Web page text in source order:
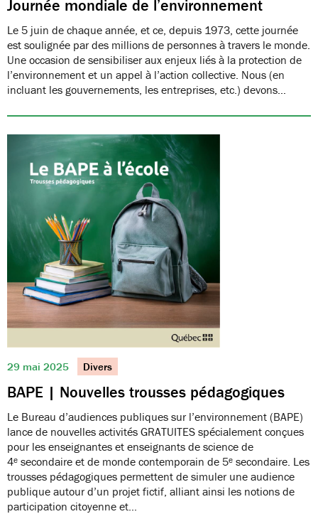
Journée mondiale de l’environnement
Le 5 juin de chaque année, et ce, depuis 1973, cette journée
est soulignée par des millions de personnes à travers le monde.
Une occasion de sensibiliser aux enjeux liés à la protection de
l’environnement et un appel à l’action collective. Nous (en
incluant les gouvernements, les entreprises, etc.) devons…
29 mai 2025 Divers
BAPE | Nouvelles trousses pédagogiques
Le Bureau d’audiences publiques sur l’environnement (BAPE)
lance de nouvelles activités GRATUITES spécialement conçues
pour les enseignantes et enseignants de science de
4ᵉ secondaire et de monde contemporain de 5ᵉ secondaire. Les
trousses pédagogiques permettent de simuler une audience
publique autour d’un projet fictif, alliant ainsi les notions de
participation citoyenne et…